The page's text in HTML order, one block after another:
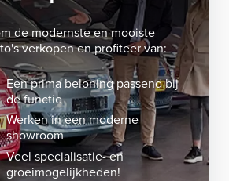
velgen 10-spaaks 21" metaalkleur
dak lederen bekleding
de modernste en mooiste
verkopen en profiteer van:
Een prima beloning passend bij
de functie
Werken in een moderne
showroom
Veel specialisatie- en
groeimogelijkheden!